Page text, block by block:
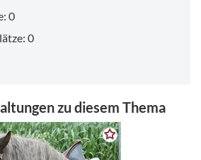
0
0
zu diesem Thema